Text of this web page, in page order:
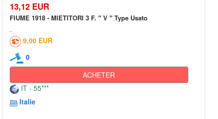
13,12 EUR
FIUME 1918 - MIETITORI 3 F. " V " Type Usato
9,00 EUR
0
ACHETER
IT - 55***
Italie